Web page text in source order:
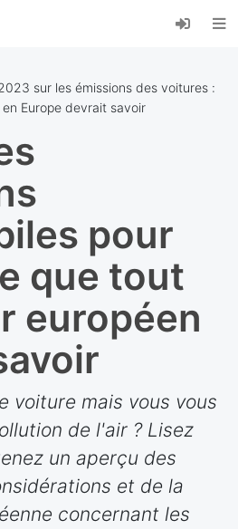
web eCarsTrade, ajoutez-
et recevez des mises
Installer
Annuler
sur les émissions des voitures :
Europe devrait savoir
pour
que tout
européen
voiture mais vous vous
de l'air ? Lisez
un aperçu des
et de la
concernant les